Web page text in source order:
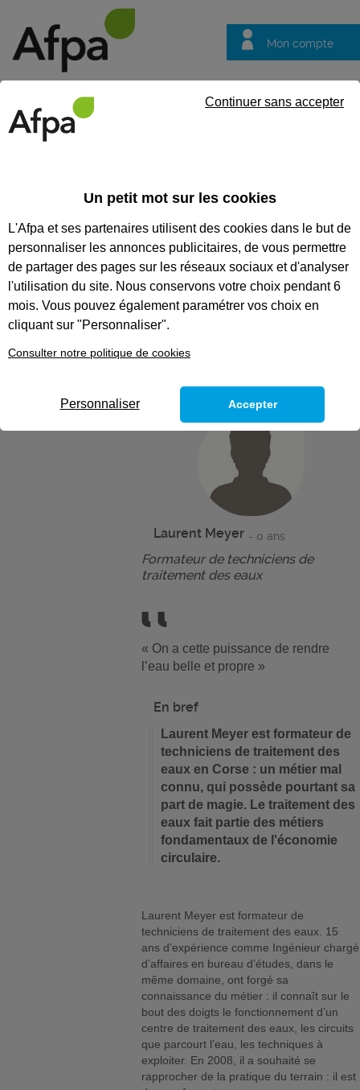
Mon compte
questions
Témoignage
Laurent Meyer :
formateur de
techniciens de
traitement des eaux
Laurent Meyer - 0 ans
Formateur de techniciens de
traitement des eaux
« On a cette puissance de rendre
l’eau belle et propre »
En bref
Laurent Meyer est formateur de
techniciens de traitement des
eaux en Corse : un métier mal
connu, qui possède pourtant sa
part de magie. Le traitement des
eaux fait partie des métiers
fondamentaux de l'économie
circulaire.
Laurent Meyer est formateur de
techniciens de traitement des eaux. 15
ans d’expérience comme Ingénieur chargé
d’affaires en bureau d’études, dans le
même domaine, ont forgé sa
connaissance du métier : il connaît sur le
bout des doigts le fonctionnement d’un
centre de traitement des eaux, les circuits
que parcourt l’eau, les techniques à
exploiter. En 2008, il a souhaité se
rapprocher de la pratique du terrain : il est
Un petit mot sur les cookies
L'Afpa et ses partenaires utilisent des cookies dans le but de
personnaliser les annonces publicitaires, de vous permettre
de partager des pages sur les réseaux sociaux et d'analyser
l'utilisation du site. Nous conservons votre choix pendant 6
mois. Vous pouvez également paramétrer vos choix en
cliquant sur "Personnaliser".
Consulter notre politique de cookies
Continuer sans accepter
Personnaliser Accepter